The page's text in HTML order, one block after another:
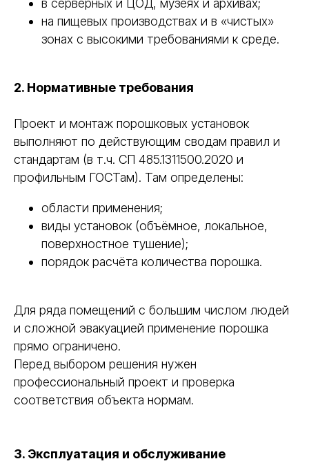
на пищевых производствах и в «чистых»
зонах с высокими требованиями к среде.
2. Нормативные требования
Проект и монтаж порошковых установок
выполняют по действующим сводам правил и
стандартам (в т.ч. СП 485.1311500.2020 и
профильным ГОСТам). Там определены:
области применения;
виды установок (объёмное, локальное,
поверхностное тушение);
порядок расчёта количества порошка.
Для ряда помещений с большим числом людей
и сложной эвакуацией применение порошка
прямо ограничено.
Перед выбором решения нужен
профессиональный проект и проверка
соответствия объекта нормам.
3. Эксплуатация и обслуживание